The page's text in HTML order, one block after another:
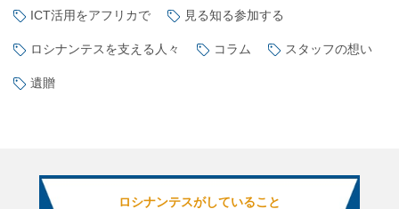
ICT活用をアフリカで 見る知る参加する
ロシナンテスを支える人々 コラム スタッフの想い
遺贈
ロシナンテスがしていること